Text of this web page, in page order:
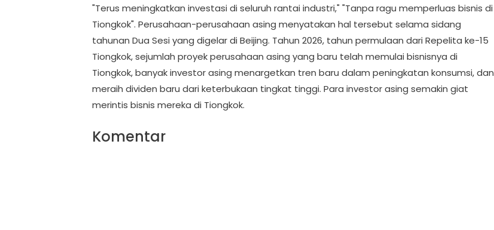
"Terus meningkatkan investasi di seluruh rantai industri," "Tanpa ragu memperluas bisnis di
Tiongkok". Perusahaan-perusahaan asing menyatakan hal tersebut selama sidang
tahunan Dua Sesi yang digelar di Beijing. Tahun 2026, tahun permulaan dari Repelita ke-15
Tiongkok, sejumlah proyek perusahaan asing yang baru telah memulai bisnisnya di
Tiongkok, banyak investor asing menargetkan tren baru dalam peningkatan konsumsi, dan
meraih dividen baru dari keterbukaan tingkat tinggi. Para investor asing semakin giat
merintis bisnis mereka di Tiongkok.
Komentar